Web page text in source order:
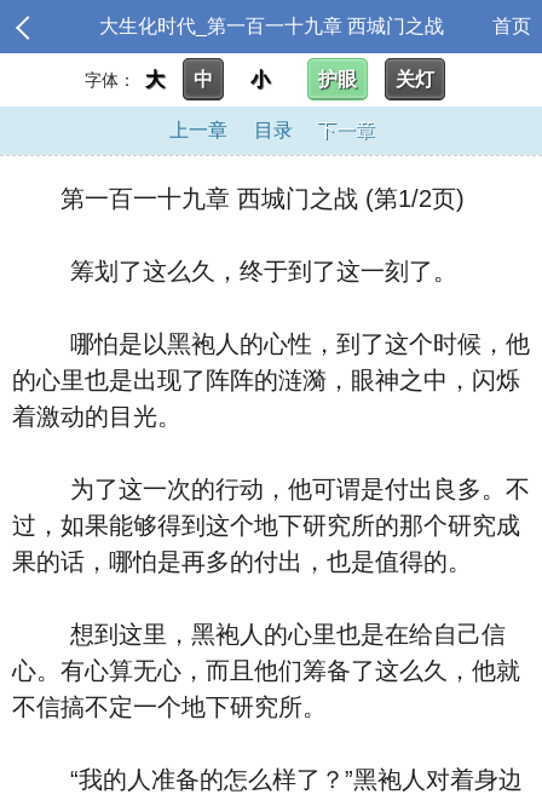
大生化时代_第一百一十九章 西城门之战 首页
字体： 大 中 小 护眼 关灯
上一章 目录 下一章
第一百一十九章 西城门之战 (第1/2页)
筹划了这么久，终于到了这一刻了。
哪怕是以黑袍人的心性，到了这个时候，他
的心里也是出现了阵阵的涟漪，眼神之中，闪烁
着激动的目光。
为了这一次的行动，他可谓是付出良多。不
过，如果能够得到这个地下研究所的那个研究成
果的话，哪怕是再多的付出，也是值得的。
想到这里，黑袍人的心里也是在给自己信
心。有心算无心，而且他们筹备了这么久，他就
不信搞不定一个地下研究所。
“我的人准备的怎么样了？”黑袍人对着身边